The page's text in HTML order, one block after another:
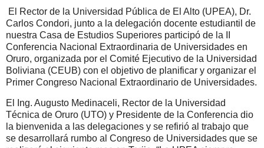
El Rector de la Universidad Pública de El Alto (UPEA), Dr.
Carlos Condori, junto a la delegación docente estudiantil de
nuestra Casa de Estudios Superiores participó de la II
Conferencia Nacional Extraordinaria de Universidades en
Oruro, organizada por el Comité Ejecutivo de la Universidad
Boliviana (CEUB) con el objetivo de planificar y organizar el
Primer Congreso Nacional Extraordinario de Universidades.
El Ing. Augusto Medinaceli, Rector de la Universidad
Técnica de Oruro (UTO) y Presidente de la Conferencia dio
la bienvenida a las delegaciones y se refirió al trabajo que
se desarrollará rumbo al Congreso de Universidades que se